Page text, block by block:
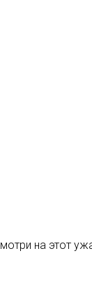
на этот